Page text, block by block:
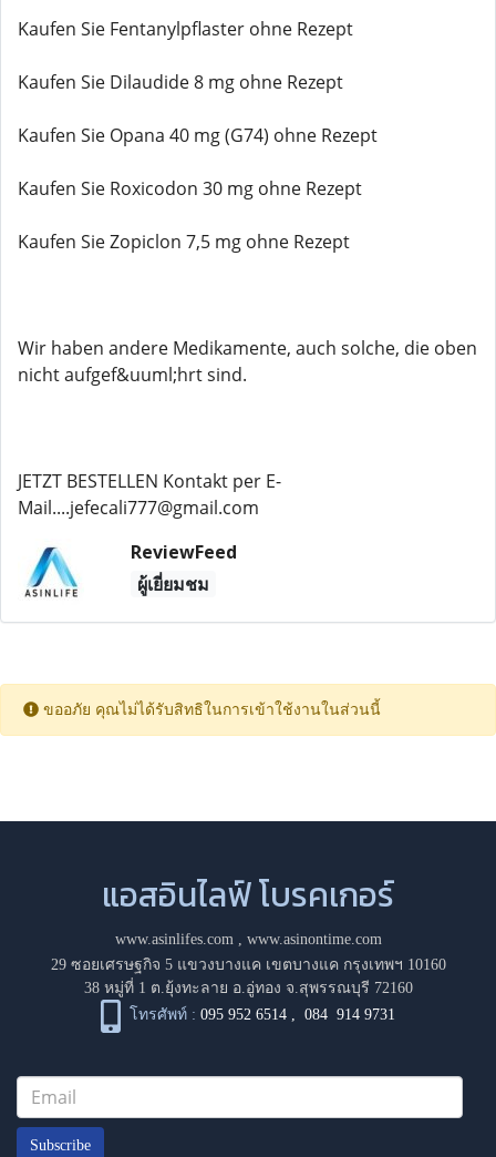
Kaufen Sie Fentanylpflaster ohne Rezept
Kaufen Sie Dilaudide 8 mg ohne Rezept
Kaufen Sie Opana 40 mg (G74) ohne Rezept
Kaufen Sie Roxicodon 30 mg ohne Rezept
Kaufen Sie Zopiclon 7,5 mg ohne Rezept
Wir haben andere Medikamente, auch solche, die oben
nicht aufgef&uuml;hrt sind.
JETZT BESTELLEN Kontakt per E-
Mail....jefecali777@gmail.com
ReviewFeed
ผู้เยี่ยมชม
ขออภัย คุณไม่ได้รับสิทธิในการเข้าใช้งานในส่วนนี้
แอสอินไลฟ์ โบรคเกอร์
www.asinlifes.com, www.asinontime.com
29 ซอยเศรษฐกิจ 5 แขวงบางแค เขตบางแค กรุงเทพฯ 10160
38 หมู่ที่ 1 ต.ยุ้งทะลาย อ.อู่ทอง จ.สุพรรณบุรี 72160
โทรศัพท์ : 095 952 6514 ,084 914 9731
Subscribe